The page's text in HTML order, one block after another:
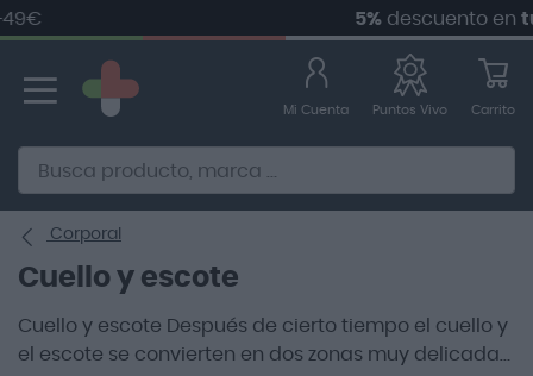
5%descuento entu
contenido
Alternative to Doofinder Ecommerce Search
Mi Cuenta Puntos Vivo Carrito
Corporal
Cuello y escote
Cuello y escote Después de cierto tiempo el cuello y
el escote se convierten en dos zonas muy delicadas